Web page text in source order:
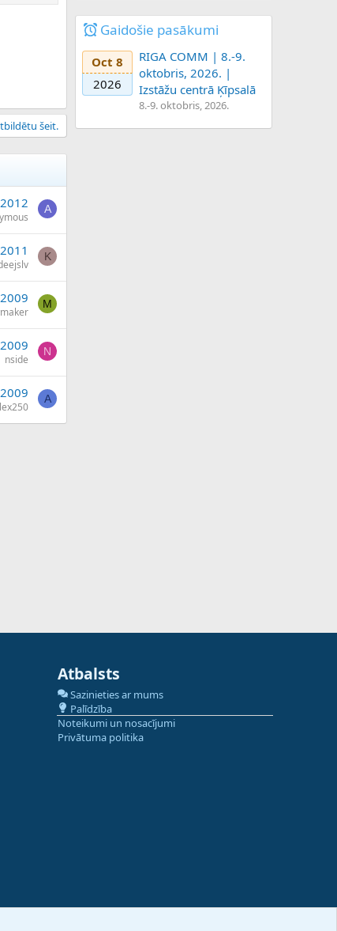
šeit.
A
K
M
nside
N
A
Gaidošie pasākumi
Oct 8
2026
RIGA COMM | 8.-9.
oktobris, 2026. |
Izstāžu centrā Ķīpsalā
8.-9. oktobris, 2026.
Atbalsts
Sazinieties ar mums
Palīdzība
Noteikumi un nosacījumi
Privātuma politika